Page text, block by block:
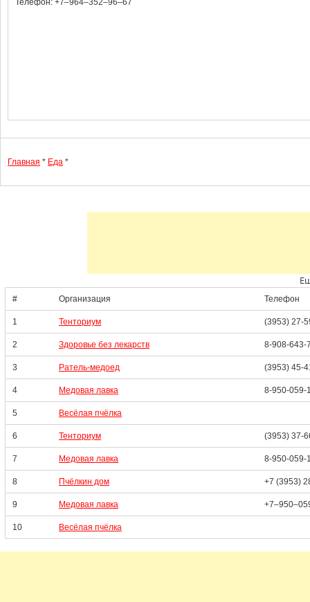
Телефон: +7‒964‒352‒96‒67
Главная * Еда *
# Организация Телефон
1 Тенториум (3953) 27-
2 Здоровье без лекарств 8-908-643-
3 Ратель-медоед (3953) 45-
4 Медовая лавка 8-950-059-
5 Весёлая пчёлка
6 Тенториум (3953) 37-
7 Медовая лавка 8-950-059-
8 Пчёлкин дом +7 (3953)
9 Медовая лавка
10 Весёлая пчёлка